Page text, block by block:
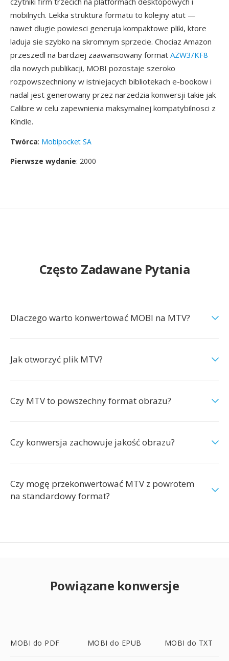
mobilnych. Lekka struktura formatu to kolejny atut —
nawet dlugie powiesci generuja kompaktowe pliki, ktore
laduja sie szybko na skromnym sprzecie. Chociaz Amazon
przeszedl na bardziej zaawansowany format AZW3/KF8
dla nowych publikacji, MOBI pozostaje szeroko
rozpowszechniony w istniejacych bibliotekach e-bookow i
nadal jest generowany przez narzedzia konwersji takie jak
Calibre w celu zapewnienia maksymalnej kompatybilnosci z
Kindle.
Twórca: Mobipocket SA
Pierwsze wydanie: 2000
Często Zadawane Pytania
Dlaczego warto konwertować MOBI na MTV?
Jak otworzyć plik MTV?
Czy MTV to powszechny format obrazu?
Czy konwersja zachowuje jakość obrazu?
Czy mogę przekonwertować MTV z powrotem
na standardowy format?
Powiązane konwersje
MOBI do PDF MOBI do EPUB MOBI do TXT